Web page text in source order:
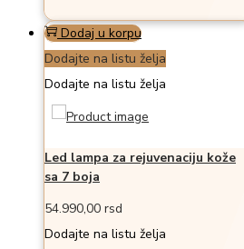
Dodaj u korpu
Dodajte na listu želja
Dodajte na listu želja
Led lampa za rejuvenaciju kože
sa 7 boja
54.990,00 rsd
Dodajte na listu želja